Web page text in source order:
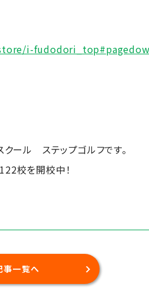
i-
ール ステップゴルフです。
校を開校中！
事一覧へ